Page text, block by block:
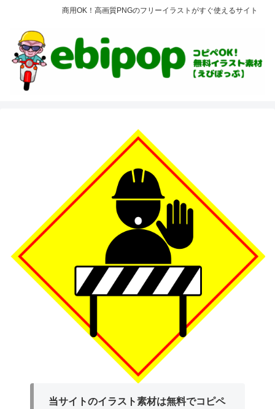
商用OK！高画質PNGのフリーイラストがすぐ使えるサイト
当サイトのイラスト素材は無料でコピペ